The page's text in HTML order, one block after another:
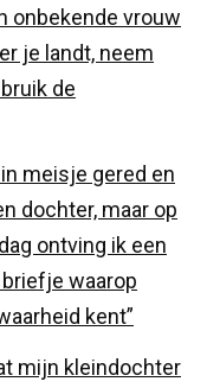
onbekende vrouw
je landt, neem
de
meisje gered en
dochter, maar op
ontving ik een
waarop
kent”
mijn kleindochter